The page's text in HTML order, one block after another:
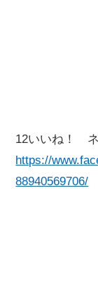
12いいね！
https://
88940569706/